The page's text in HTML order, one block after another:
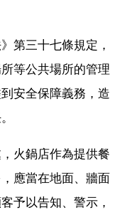
第三十七條規定，
等公共場所的管理
安全保障義務，造
火鍋店作為提供餐
應當在地面、牆面
予以告知、警示，